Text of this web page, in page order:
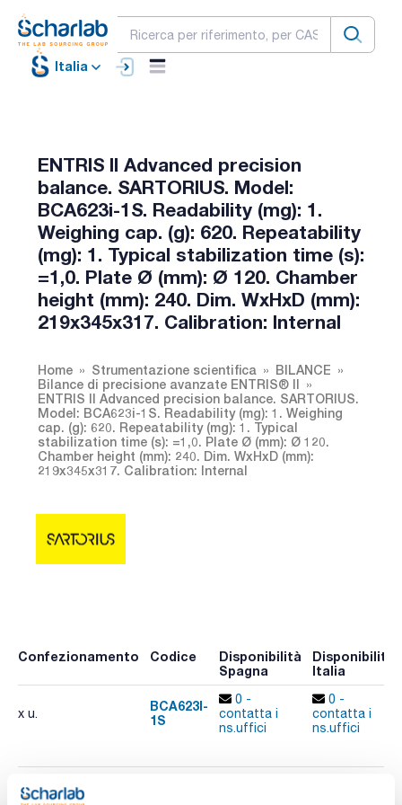
Italia
ENTRIS II Advanced precision
balance. SARTORIUS. Model:
BCA623i-1S. Readability (mg): 1.
Weighing cap. (g): 620. Repeatability
(mg): 1. Typical stabilization time (s):
=1,0. Plate Ø (mm): Ø 120. Chamber
height (mm): 240. Dim. WxHxD (mm):
219x345x317. Calibration: Internal
Home Strumentazione scientifica
BILANCE
Bilance di precisione avanzate ENTRIS® II
ENTRIS II Advanced precision balance. SARTORIUS.
Model: BCA623i-1S. Readability (mg): 1. Weighing
cap. (g): 620. Repeatability (mg): 1. Typical
stabilization time (s): =1,0. Plate Ø (mm): Ø 120.
Chamber height (mm): 240. Dim. WxHxD (mm):
219x345x317. Calibration: Internal
Confezionamento Codice
Disponibilità
Spagna
Disponibilità
Italia
x u.
BCA623I-
1S
0 -
contatta i
ns.uffici
0 -
contatta i
ns.uffici